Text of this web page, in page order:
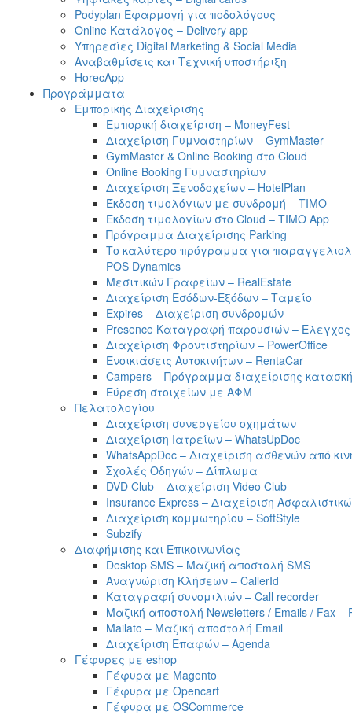
Podyplan Εφαρμογή για ποδολόγους
Online Κατάλογος – Delivery app
Υπηρεσίες Digital Marketing & Social Media
Αναβαθμίσεις και Τεχνική υποστήριξη
HorecApp
Προγράμματα
Εμπορικής Διαχείρισης
Εμπορική διαχείριση – MoneyFest
Διαχείριση Γυμναστηρίων – GymMaster
GymMaster & Online Booking στο Cloud
Online Booking Γυμναστηρίων
Διαχείριση Ξενοδοχείων – HotelPlan
Έκδοση τιμολόγιων με συνδρομή – ΤΙΜΟ
Έκδοση τιμολογίων στο Cloud – TIMO App
Πρόγραμμα Διαχείρισης Parking
Το καλύτερο πρόγραμμα για
POS Dynamics
Μεσιτικών Γραφείων – RealEstate
Διαχείριση Εσόδων-Εξόδων – Ταμείο
Expires – Διαχείριση συνδρομών
Presence Καταγραφή παρουσιών – Έλεγχος
Διαχείριση Φροντιστηρίων – PowerOffice
Ενοικιάσεις Αυτοκινήτων – RentaCar
Campers – Πρόγραμμα διαχείρισης
Εύρεση στοιχείων με ΑΦΜ
Πελατολογίου
Διαχείριση συνεργείου οχημάτων
Διαχείριση Ιατρείων – WhatsUpDoc
WhatsAppDoc – Διαχείριση ασθενών από
Σχολές Οδηγών – Δίπλωμα
DVD Club – Διαχείριση Video Club
Insurance Express – Διαχείριση
Διαχείριση κομμωτηρίου – SoftStyle
Subzify
Διαφήμισης και Επικοινωνίας
Desktop SMS – Μαζική αποστολή SMS
Αναγνώριση Κλήσεων – CallerId
Καταγραφή συνομιλιών – Call recorder
Μαζική αποστολή Newsletters / Emails / Fax –
Mailato – Μαζική αποστολή Email
Διαχείριση Επαφών – Agenda
Γέφυρες με eshop
Γέφυρα με Magento
Γέφυρα με Opencart
Γέφυρα με OSCommerce